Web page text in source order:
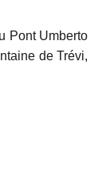
Pont Umberto
de Trévi,